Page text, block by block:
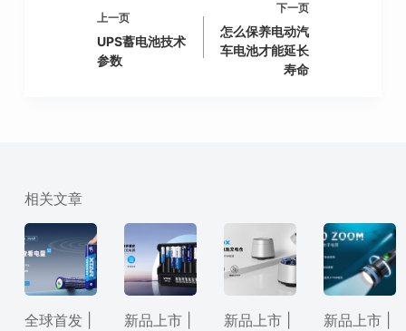
上一页
UPS蓄电池技术
参数
下一页
怎么保养电动汽
车电池才能延长
寿命
相关文章
全球首发 |
新品上市 |
新品上市 |
新品上市 |